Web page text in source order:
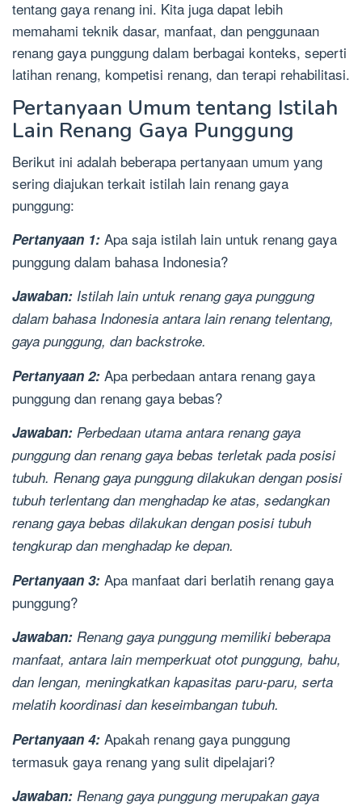
tentang gaya renang ini. Kita juga dapat lebih
memahami teknik dasar, manfaat, dan penggunaan
renang gaya punggung dalam berbagai konteks, seperti
latihan renang, kompetisi renang, dan terapi rehabilitasi.
Pertanyaan Umum tentang Istilah
Lain Renang Gaya Punggung
Berikut ini adalah beberapa pertanyaan umum yang
sering diajukan terkait istilah lain renang gaya
punggung:
Pertanyaan 1: Apa saja istilah lain untuk renang gaya
punggung dalam bahasa Indonesia?
Jawaban: Istilah lain untuk renang gaya punggung
dalam bahasa Indonesia antara lain renang telentang,
gaya punggung, dan backstroke.
Pertanyaan 2: Apa perbedaan antara renang gaya
punggung dan renang gaya bebas?
Jawaban: Perbedaan utama antara renang gaya
punggung dan renang gaya bebas terletak pada posisi
tubuh. Renang gaya punggung dilakukan dengan posisi
tubuh terlentang dan menghadap ke atas, sedangkan
renang gaya bebas dilakukan dengan posisi tubuh
tengkurap dan menghadap ke depan.
Pertanyaan 3: Apa manfaat dari berlatih renang gaya
punggung?
Jawaban: Renang gaya punggung memiliki beberapa
manfaat, antara lain memperkuat otot punggung, bahu,
dan lengan, meningkatkan kapasitas paru-paru, serta
melatih koordinasi dan keseimbangan tubuh.
Pertanyaan 4: Apakah renang gaya punggung
termasuk gaya renang yang sulit dipelajari?
Jawaban: Renang gaya punggung merupakan gaya